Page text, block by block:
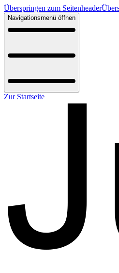
Überspringen zum Seitenheader
Navigationsmenü öffnen
Zur Startseite